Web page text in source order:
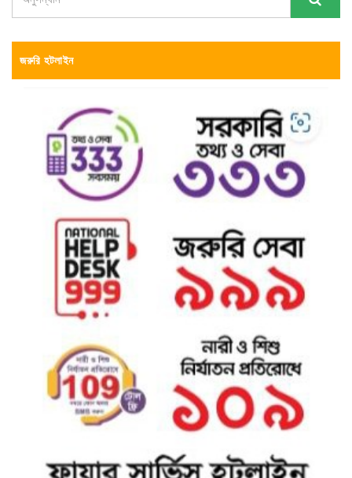
জরুরি হটলাইন